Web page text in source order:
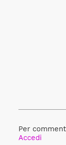
Per
Accedi